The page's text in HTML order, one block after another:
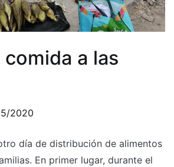
a las
2020
día de distribución de alimentos
En primer lugar, durante el